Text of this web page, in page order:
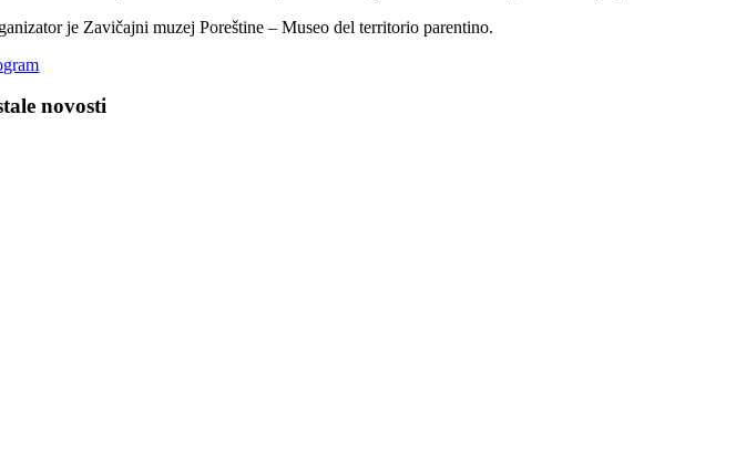
je Zavičajni muzej Poreštine – Museo del territorio parentino.
novosti